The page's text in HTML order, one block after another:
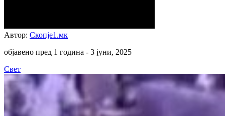
Автор: Скопје1.мк
објавено пред 1 година - 3 јуни, 2025
Свет